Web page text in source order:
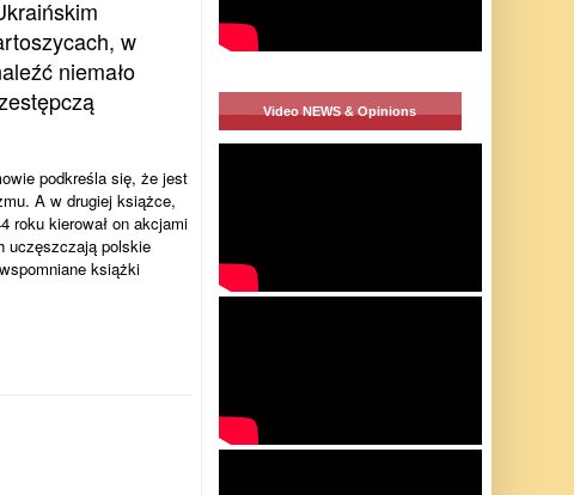
w
niemało
podkreśla się, że jest
A w drugiej książce,
roku kierował on akcjami
uczęszczają polskie
książki
Video NEWS & Opinions